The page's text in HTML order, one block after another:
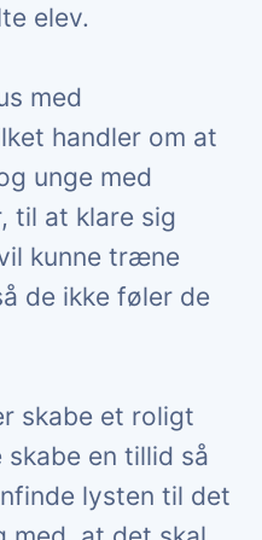
elev.
med
handler om at
unge med
til at klare sig
kunne træne
de ikke føler de
skabe et roligt
skabe en tillid så
lysten til det